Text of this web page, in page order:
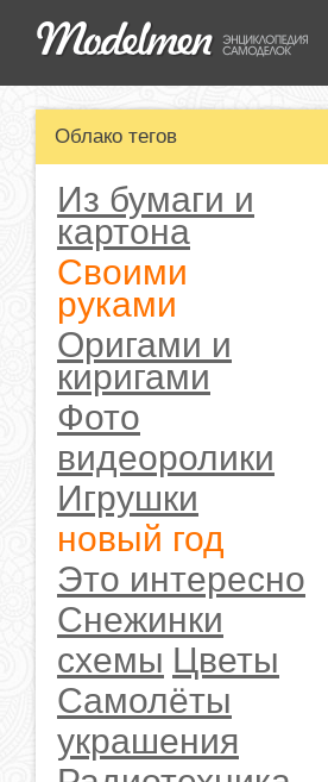
Облако тегов
Из бумаги и
картона
Своими
руками
Оригами и
киригами
Фото
видеоролики
Игрушки
новый год
Это интересно
Снежинки
схемы Цветы
Самолёты
украшения